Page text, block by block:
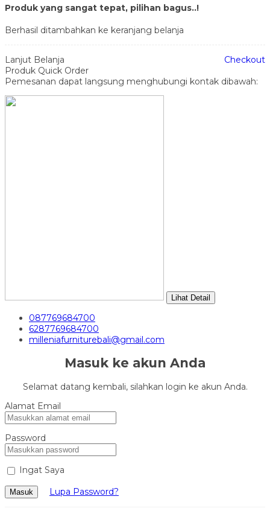
Produk yang sangat tepat, pilihan bagus..!
Berhasil ditambahkan ke keranjang belanja
Lanjut Belanja
Checkout
Produk Quick Order
Pemesanan dapat langsung menghubungi kontak dibawah:
Lihat Detail
087769684700
6287769684700
milleniafurniturebali@gmail.com
Masuk ke akun Anda
Selamat datang kembali, silahkan login ke akun Anda.
Alamat Email
Password
Ingat Saya
Masuk Lupa Password?